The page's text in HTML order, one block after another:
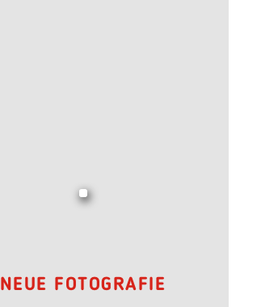
NEUE FOTOGRAFIE